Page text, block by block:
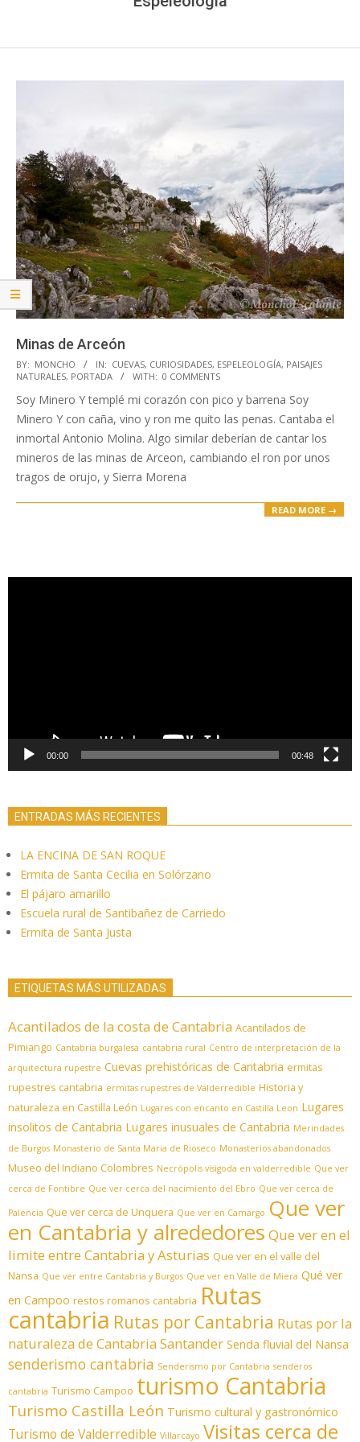
Minas de Arceón
2021-
04-
26
BY: MONCHO IN: CUEVAS, CURIOSIDADES, ESPELEOLOGÍA, PAISAJES
NATURALES, PORTADA WITH: 0 COMMENTS
Soy Minero Y templé mi corazón con pico y barrena Soy
Minero Y con caña, vino y ron me quito las penas. Cantaba el
inmortal Antonio Molina. Algo similar deberían de cantar los
mineros de las minas de Arceon, cambiando el ron por unos
tragos de orujo, y Sierra Morena
READ MORE →
00:00 00:48
ENTRADAS MÁS RECIENTES
LA ENCINA DE SAN ROQUE
Ermita de Santa Cecilia en Solórzano
El pájaro amarillo
Escuela rural de Santibañez de Carriedo
Ermita de Santa Justa
ETIQUETAS MÁS UTILIZADAS
Acantilados de la costa de Cantabria Acantilados de
Pimiango Cantabria burgalesa cantabria rural Centro de interpretación de la
arquitectura rupestre Cuevas prehistóricas de Cantabria ermitas
rupestres cantabria ermitas rupestres de Valderredible Historia y
naturaleza en Castilla León Lugares con encanto en Castilla Leon Lugares
insolitos de Cantabria Lugares inusuales de Cantabria Merindades
de Burgos Monasterio de Santa Maria de Rioseco Monasterios abandonados
Museo del Indiano Colombres Necrópolis visigoda en valderredible Que ver
cerca de Fontibre Que ver cerca del nacimiento del Ebro Que ver cerca de
Palencia Que ver cerca de Unquera Que ver en Camargo Que ver
en Cantabria y alrededores Que ver en el
limite entre Cantabria y Asturias Que ver en el valle del
Nansa Que ver entre Cantabria y Burgos Que ver en Valle de Miera Qué ver
en Campoo restos romanos cantabria Rutas
cantabria Rutas por Cantabria Rutas por la
naturaleza de CantabriaSantander Senda fluvial del Nansa
senderismo cantabria Senderismo por Cantabria senderos
cantabria Turismo Campoo turismo Cantabria
Turismo Castilla León Turismo cultural y gastronómico
Turismo de Valderredible Villarcayo Visitas cerca de